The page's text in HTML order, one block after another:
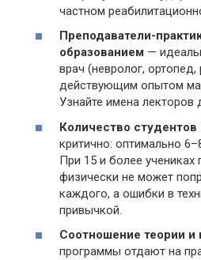
частном
Преподаватели-
образованием —
врач (невролог, ортопед,
действующим опытом
Узнайте имена лекторов
Количество студентов
критично: оптимально
При 15 и более учениках
физически не может
каждого, а ошибки в
привычкой.
Соотношение теории и
программы отдают на